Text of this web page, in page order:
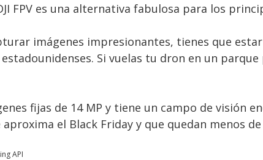
FPV es una alternativa fabulosa para los
imágenes impresionantes, tienes que
Si vuelas tu dron en un
fijas de 14 MP y tiene un campo de visión
el Black Friday y que quedan menos
API